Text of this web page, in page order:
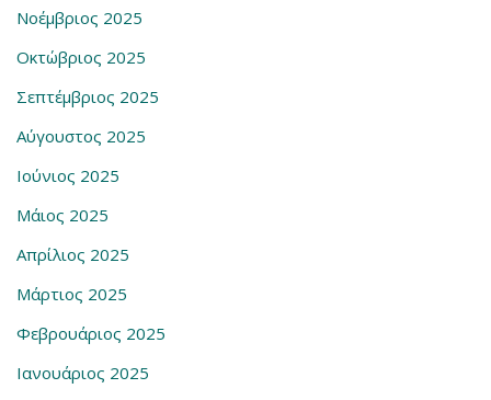
Νοέμβριος 2025
Οκτώβριος 2025
Σεπτέμβριος 2025
Αύγουστος 2025
Ιούνιος 2025
Μάιος 2025
Απρίλιος 2025
Μάρτιος 2025
Φεβρουάριος 2025
Ιανουάριος 2025